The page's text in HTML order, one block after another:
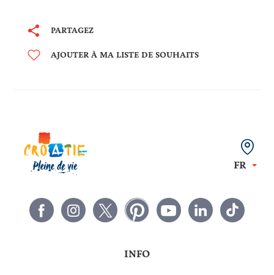
ancient trails, and hidden
PARTAGEZ
AJOUTER À MA LISTE DE SOUHAITS
FR
INFO